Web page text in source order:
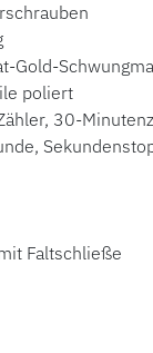
Gold-
poliert
30-
Faltschließe